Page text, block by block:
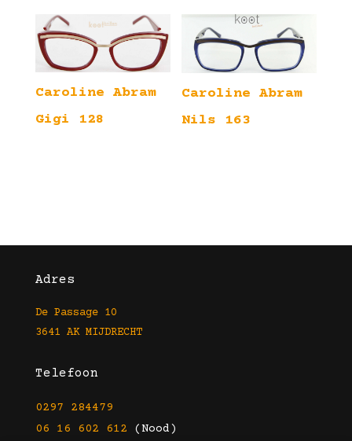
Caroline Abram
Gigi 128
Caroline Abram
Nils 163
Adres
De Passage 10
3641 AK MIJDRECHT
Telefoon
0297 284479
06 16 602 612 (Nood)